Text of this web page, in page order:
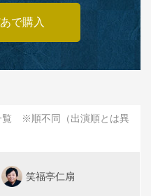
で購入
覧 ※順不同（出演順とは異
笑福亭仁扇